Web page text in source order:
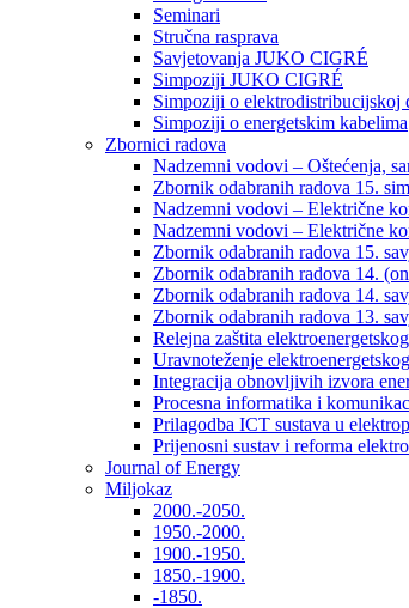
Seminari​
Stručna rasprava​
Savjetovanja JUKO CIGRÉ
Simpoziji JUKO CIGRÉ
Simpoziji o elektrodistribucijskoj
Simpoziji o energetskim kabelima
Zbornici radova
Nadzemni vodovi – Oštećenja,
Zbornik odabranih radova 15.
Nadzemni vodovi – Električne
Nadzemni vodovi – Električne
Zbornik odabranih radova 15.
Zbornik odabranih radova 14.
Zbornik odabranih radova 14.
Zbornik odabranih radova 13.
Relejna zaštita
Uravnoteženje
Integracija obnovljivih izvora
Procesna informatika i
Prilagodba ICT sustava u
Prijenosni sustav i reforma
Journal of Energy
Miljokaz
2000.-2050.
1950.-2000.
1900.-1950.
1850.-1900.
-1850.